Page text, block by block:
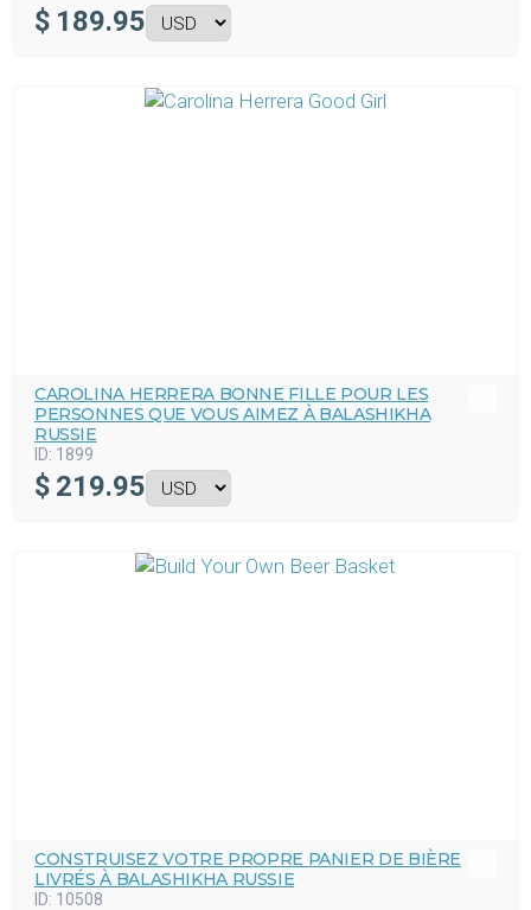
$ 189.95
CAROLINA HERRERA BONNE FILLE POUR LES
PERSONNES QUE VOUS AIMEZ À BALASHIKHA
RUSSIE
ID: 1899
$ 219.95
CONSTRUISEZ VOTRE PROPRE PANIER DE BIÈRE
LIVRÉS À BALASHIKHA RUSSIE
ID: 10508